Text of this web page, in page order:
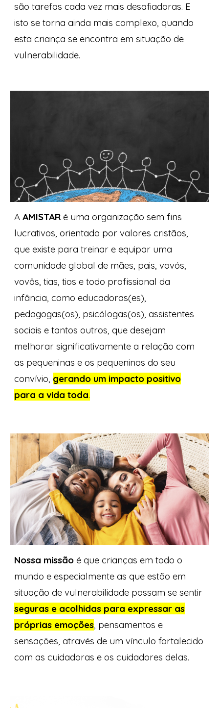
são tarefas cada vez mais desafiadoras. E
isto se torna ainda mais complexo, quando
esta criança se encontra em situação de
vulnerabilidade.
AAMISTAR é uma organização sem fins
lucrativos, orientada por valores cristãos,
que existe para treinar e equipar uma
comunidade global de mães, pais, vovós,
vovôs, tias, tios e todo profissional da
infância, como educadoras(es),
pedagogas(os), psicólogas(os), assistentes
sociais e tantos outros, que desejam
melhorar significativamente a relação com
as pequeninas e os pequeninos do seu
convívio, gerando um impacto positivo
para a vida toda.
Nossa missão é que crianças em todo o
mundo e especialmente as que estão em
situação de vulnerabilidade possam se sentir
seguras e acolhidas para expressar as
próprias emoções, pensamentos e
sensações, através de um vínculo fortalecido
com as cuidadoras e os cuidadores delas.